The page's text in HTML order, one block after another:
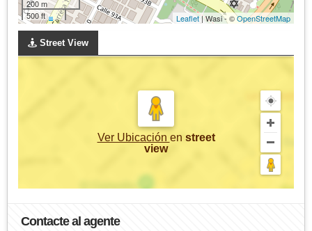
200 m
500 ft
Leaflet| Wasi - ©OpenStreetMap
Street View
Ver Ubicación en street
view
Contacte al agente